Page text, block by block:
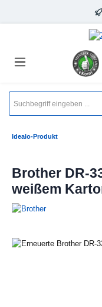
Idealo-Produkt
Brother DR-
weißem